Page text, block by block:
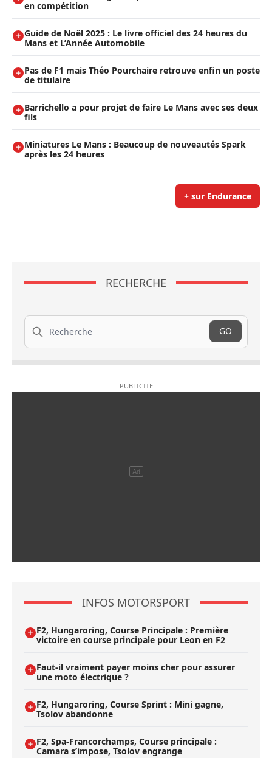
en compétition
Guide de Noël 2025 : Le livre officiel des 24 heures du
Mans et L’Année Automobile
Pas de F1 mais Théo Pourchaire retrouve enfin un poste
de titulaire
Barrichello a pour projet de faire Le Mans avec ses deux
fils
Miniatures Le Mans : Beaucoup de nouveautés Spark
après les 24 heures
+ sur Endurance
RECHERCHE
Recherche
GO
INFOS MOTORSPORT
F2, Hungaroring, Course Principale : Première
victoire en course principale pour Leon en F2
Faut-il vraiment payer moins cher pour assurer
une moto électrique ?
F2, Hungaroring, Course Sprint : Mini gagne,
Tsolov abandonne
F2, Spa-Francorchamps, Course principale :
Camara s’impose, Tsolov engrange